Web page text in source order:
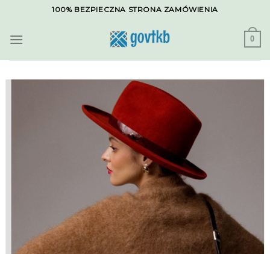
content
100% BEZPIECZNA STRONA ZAMÓWIENIA
0